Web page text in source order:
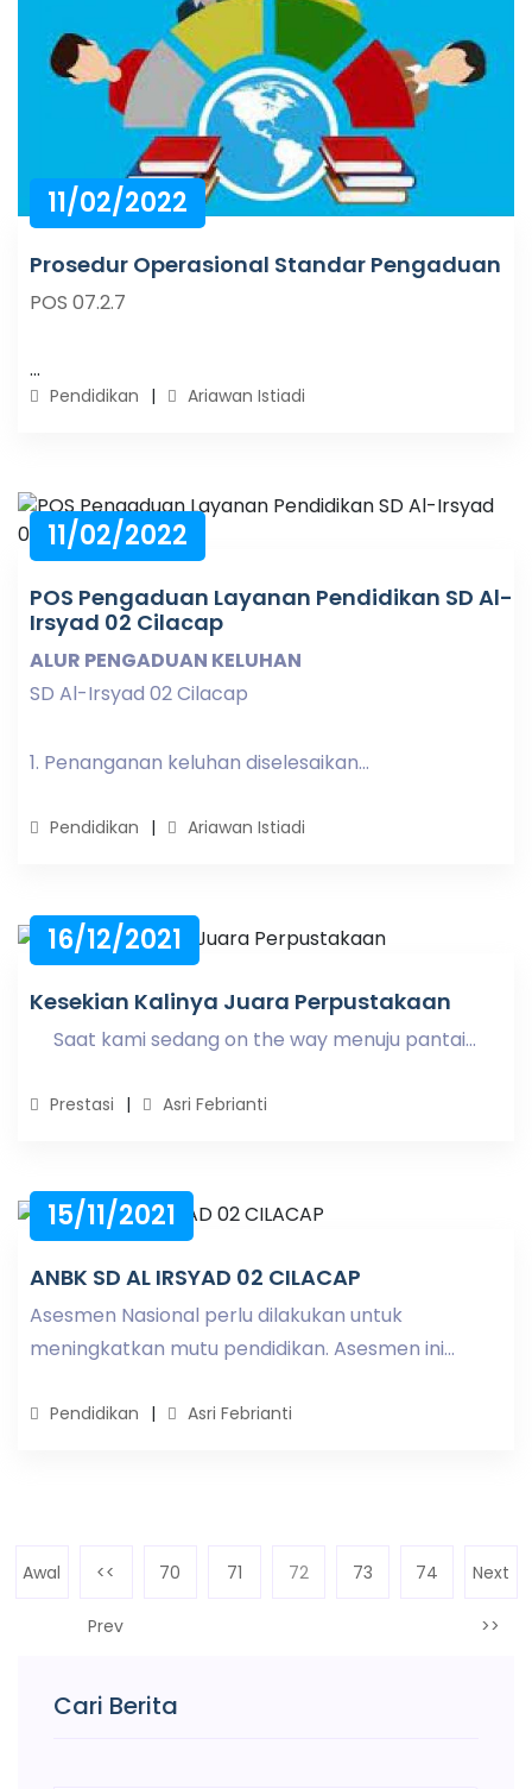
11/02/2022
Prosedur Operasional Standar Pengaduan
POS 07.2.7
...
Pendidikan Ariawan Istiadi
11/02/2022
POS Pengaduan Layanan Pendidikan SD Al-
Irsyad 02 Cilacap
ALUR PENGADUAN KELUHAN
SD Al-Irsyad 02 Cilacap
1. Penanganan keluhan diselesaikan...
Pendidikan Ariawan Istiadi
16/12/2021
Kesekian Kalinya Juara Perpustakaan
Saat kami sedang on the way menuju pantai...
Prestasi Asri Febrianti
15/11/2021
ANBK SD AL IRSYAD 02 CILACAP
Asesmen Nasional perlu dilakukan untuk
meningkatkan mutu pendidikan. Asesmen ini...
Pendidikan Asri Febrianti
Awal <<
Prev
70 71 72(current)
73 74 Next
>>
Cari Berita